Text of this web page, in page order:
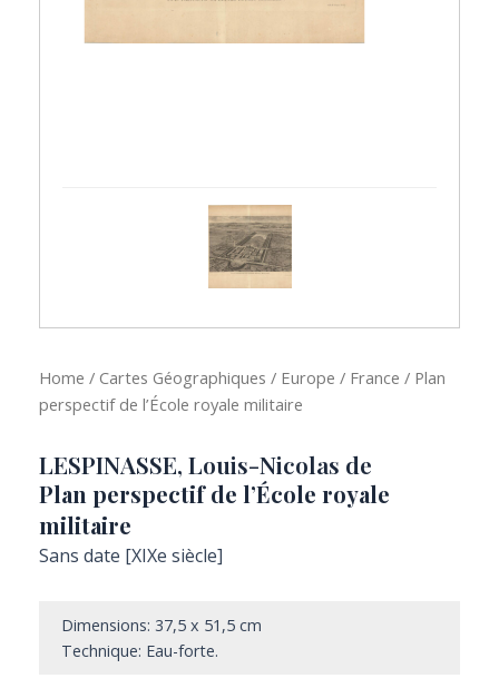
Home / Cartes Géographiques / Europe / France / Plan
perspectif de l’École royale militaire
LESPINASSE, Louis-Nicolas de
Plan perspectif de l’École royale
militaire
Sans date [XIXe siècle]
Dimensions: 37,5 x 51,5 cm
Technique: Eau-forte.